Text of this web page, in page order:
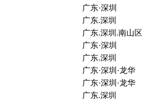
广东·深圳
广东.深圳
广东.深圳.南山区
广东·深圳
广东.深圳
广东·深圳·龙华
广东·深圳·龙华
广东.深圳